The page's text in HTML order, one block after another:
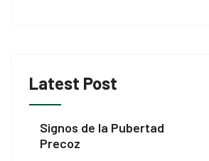
Latest Post
Signos de la Pubertad
Precoz